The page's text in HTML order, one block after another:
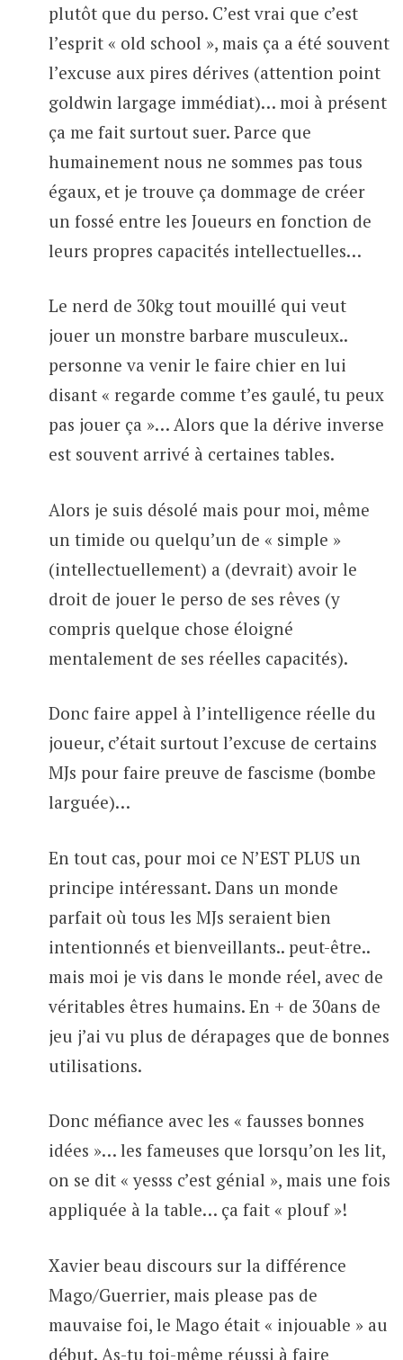
plutôt que du perso. C’est vrai que c’est
l’esprit « old school », mais ça a été souvent
l’excuse aux pires dérives (attention point
goldwin largage immédiat)… moi à présent
ça me fait surtout suer. Parce que
humainement nous ne sommes pas tous
égaux, et je trouve ça dommage de créer
un fossé entre les Joueurs en fonction de
leurs propres capacités intellectuelles…
Le nerd de 30kg tout mouillé qui veut
jouer un monstre barbare musculeux..
personne va venir le faire chier en lui
disant « regarde comme t’es gaulé, tu peux
pas jouer ça »… Alors que la dérive inverse
est souvent arrivé à certaines tables.
Alors je suis désolé mais pour moi, même
un timide ou quelqu’un de « simple »
(intellectuellement) a (devrait) avoir le
droit de jouer le perso de ses rêves (y
compris quelque chose éloigné
mentalement de ses réelles capacités).
Donc faire appel à l’intelligence réelle du
joueur, c’était surtout l’excuse de certains
MJs pour faire preuve de fascisme (bombe
larguée)…
En tout cas, pour moi ce N’EST PLUS un
principe intéressant. Dans un monde
parfait où tous les MJs seraient bien
intentionnés et bienveillants.. peut-être..
mais moi je vis dans le monde réel, avec de
véritables êtres humains. En + de 30ans de
jeu j’ai vu plus de dérapages que de bonnes
utilisations.
Donc méfiance avec les « fausses bonnes
idées »… les fameuses que lorsqu’on les lit,
on se dit « yesss c’est génial », mais une fois
appliquée à la table… ça fait « plouf »!
Xavier beau discours sur la différence
Mago/Guerrier, mais please pas de
mauvaise foi, le Mago était « injouable » au
début. As-tu toi-même réussi à faire